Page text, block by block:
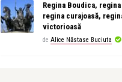
Regina Boudica,
regina curajoasă,
victorioasă
de Alice Năstase Buciuta